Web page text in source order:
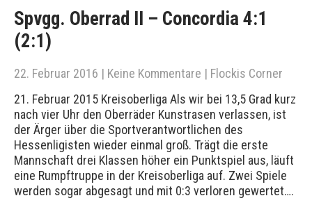
Spvgg. Oberrad II – Concordia 4:1
(2:1)
22. Februar 2016 | Keine Kommentare | Flockis Corner
21. Februar 2015 Kreisoberliga Als wir bei 13,5 Grad kurz
nach vier Uhr den Oberräder Kunstrasen verlassen, ist
der Ärger über die Sportverantwortlichen des
Hessenligisten wieder einmal groß. Trägt die erste
Mannschaft drei Klassen höher ein Punktspiel aus, läuft
eine Rumpftruppe in der Kreisoberliga auf. Zwei Spiele
werden sogar abgesagt und mit 0:3 verloren gewertet….